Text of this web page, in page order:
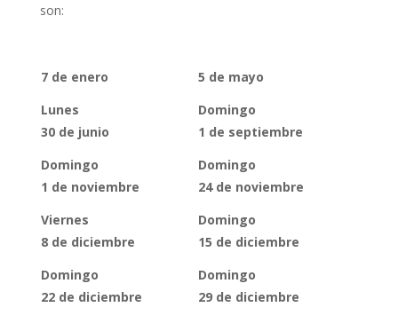
son:
7 de enero
Lunes
5 de mayo
Domingo
30 de junio
Domingo
1 de septiembre
Domingo
1 de noviembre
Viernes
24 de noviembre
Domingo
8 de diciembre
Domingo
15 de diciembre
Domingo
22 de diciembre
29 de diciembre